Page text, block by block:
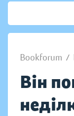
Bookforum /
Він